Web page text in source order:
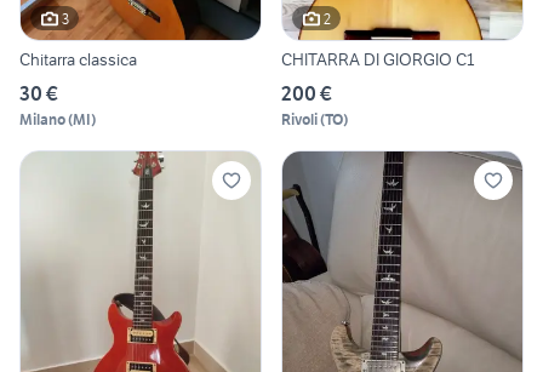
3
Chitarra classica
30 €
Milano(MI)
2
CHITARRA DI GIORGIO C1
200 €
Rivoli(TO)